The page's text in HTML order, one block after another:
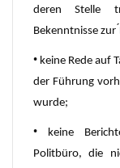
deren Stelle
Bekenntnisse zur
•keine Rede auf
der Führung
wurde;
•keine
Politbüro, die